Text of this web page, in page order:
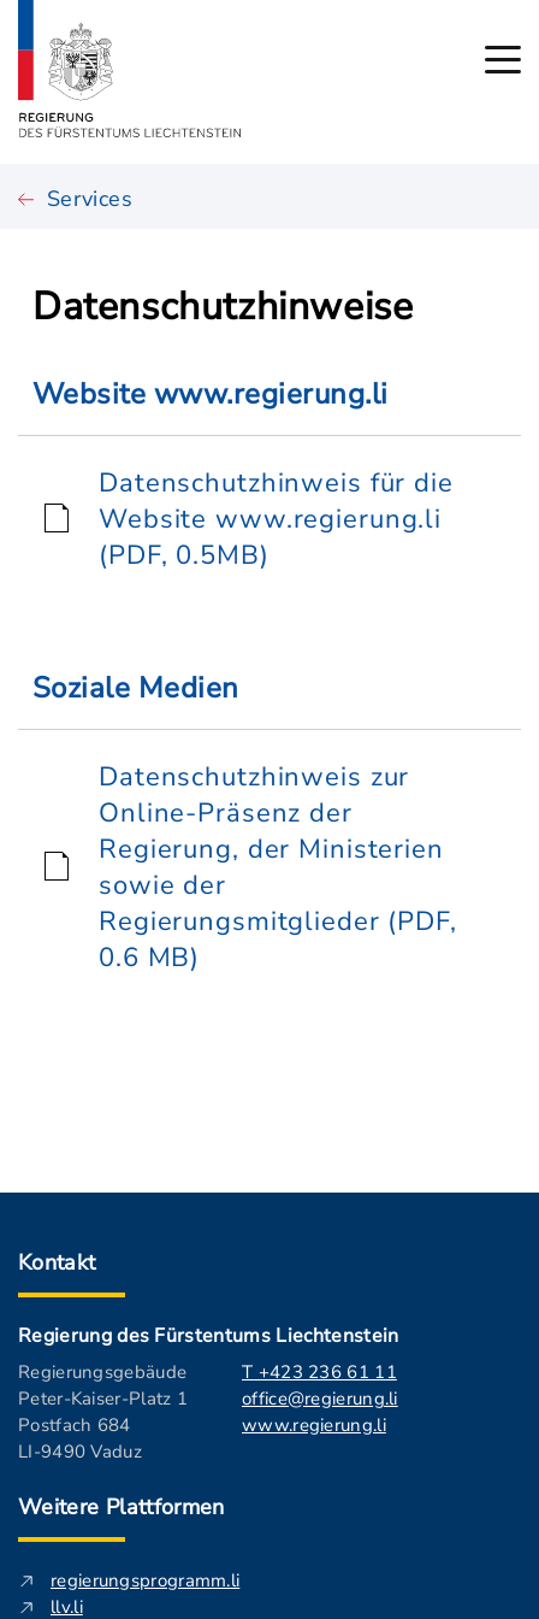
Services
Datenschutzhinweise
Website www.regierung.li
Datenschutzhinweis für die
Website www.regierung.li
(PDF, 0.5MB)
Soziale Medien
Datenschutzhinweis zur
Online-Präsenz der
Regierung, der Ministerien
sowie der
Regierungsmitglieder (PDF,
0.6 MB)
Kontakt
Regierung des Fürstentums Liechtenstein
Regierungsgebäude
Peter-Kaiser-Platz 1
Postfach 684
LI-9490 Vaduz
T +423 236 61 11
office@regierung.li
www.regierung.li
Weitere Plattformen
regierungsprogramm.li
llv.li